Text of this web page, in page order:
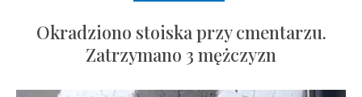
Okradziono stoiska przy cmentarzu.
Zatrzymano 3 mężczyzn